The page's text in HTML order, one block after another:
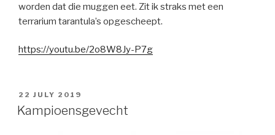
worden dat die muggen eet. Zit ik straks met een
terrarium tarantula’s opgescheept.
https://youtu.be/2o8W8Jy-P7g
POSTED
ON
22 JULY 2019
Kampioensgevecht